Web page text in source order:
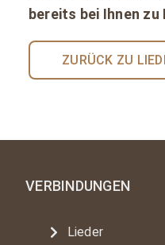
bereits bei Ihnen zu
ZURÜCK ZU
VERBINDUNGEN
Lieder